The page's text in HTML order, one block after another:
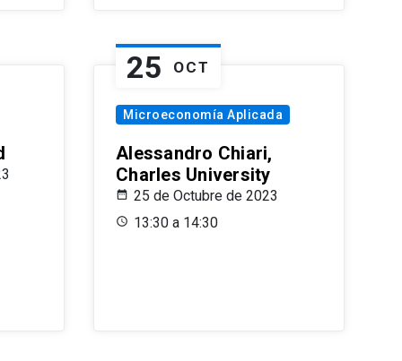
25 OCT
Microeconomía Aplicada
Alessandro Chiari,
Charles University
25 de Octubre de 2023
13:30 a 14:30